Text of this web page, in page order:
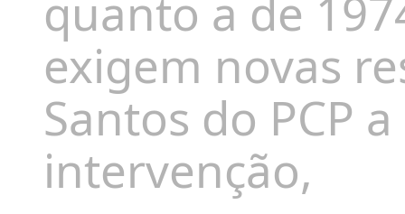
exigem novas
Santos do PCP
intervenção,